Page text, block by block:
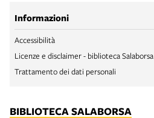
Informazioni
Accessibilità
Licenze e disclaimer - biblioteca Salaborsa
Trattamento dei dati personali
BIBLIOTECA SALABORSA